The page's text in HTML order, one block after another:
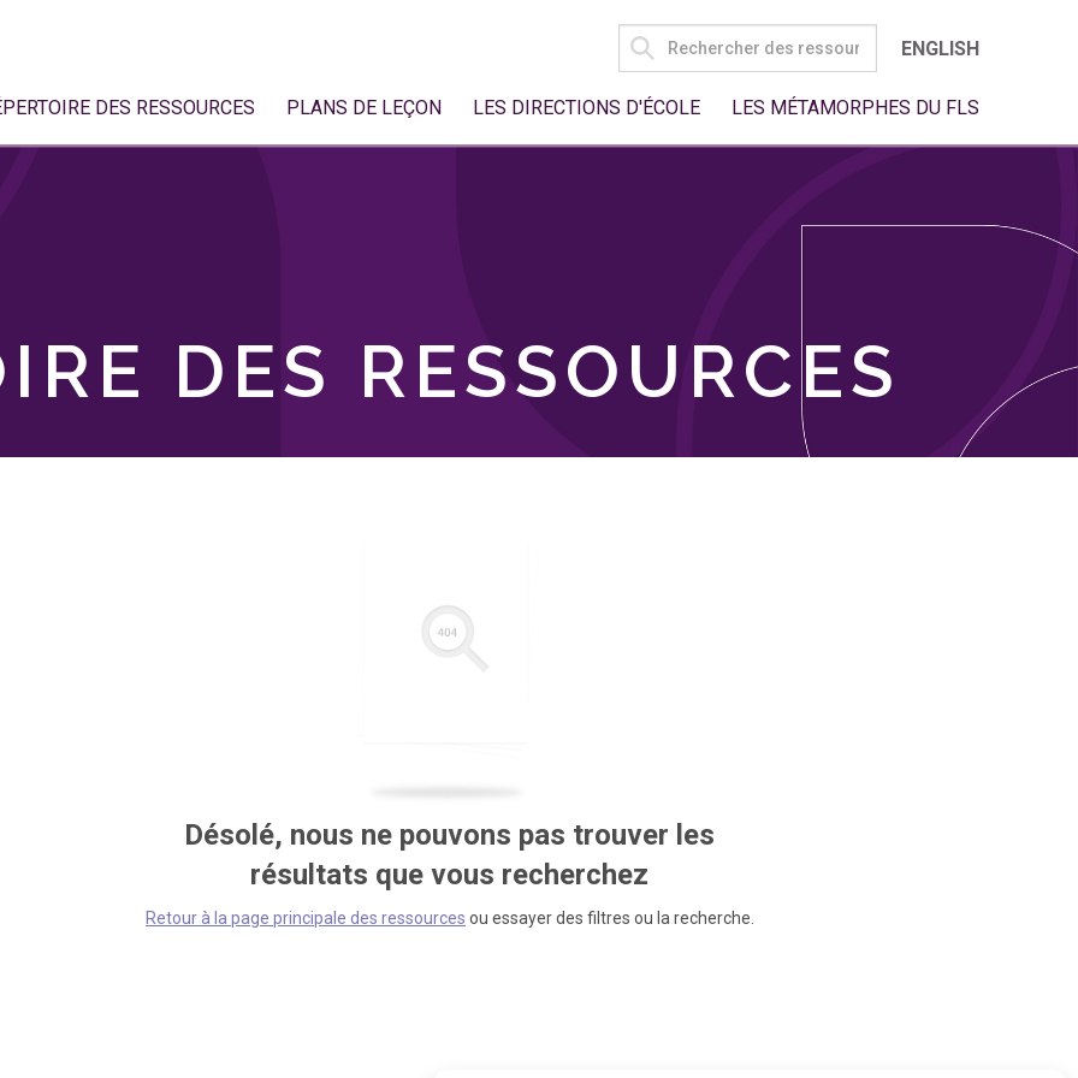
SEARCH
FOR:
ENGLISH
DES RESSOURCES PLANS DE LEÇON LES DIRECTIONS D'ÉCOLE LES MÉTAMORPHES DU FLS
DES RESSOURCES
Désolé, nous ne pouvons pas trouver les
résultats que vous recherchez
Retour à la page principale des ressources ou essayer des filtres ou la recherche.